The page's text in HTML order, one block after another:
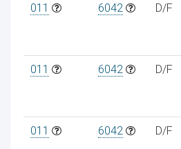
011 6042 D/F
011 6042 D/F
011 6042 D/F